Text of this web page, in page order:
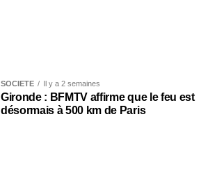
SOCIÉTÉ Il y a 2 semaines
Gironde : BFMTV affirme que le feu est
désormais à 500 km de Paris